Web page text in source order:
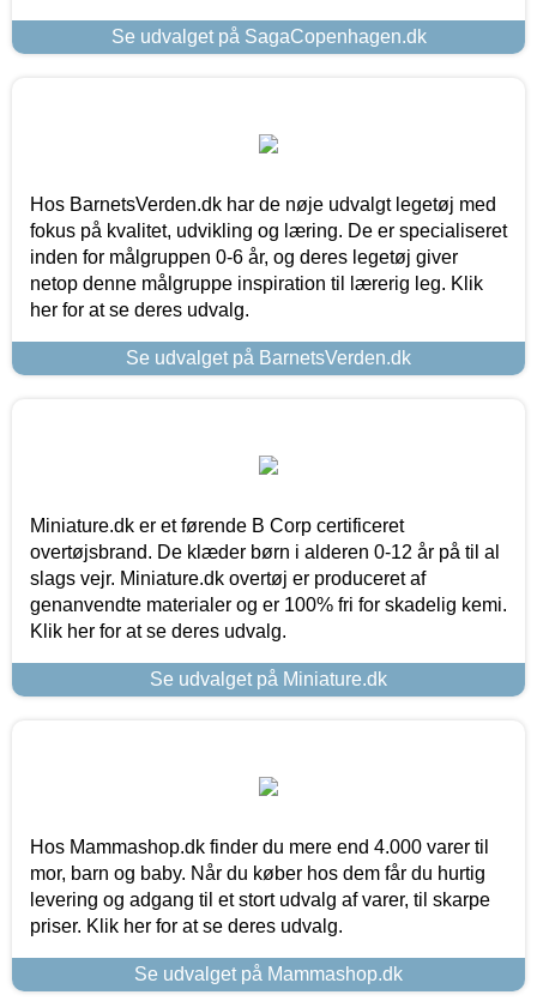
Se udvalget på SagaCopenhagen.dk
Hos BarnetsVerden.dk har de nøje udvalgt legetøj med
fokus på kvalitet, udvikling og læring. De er specialiseret
inden for målgruppen 0-6 år, og deres legetøj giver
netop denne målgruppe inspiration til lærerig leg. Klik
her for at se deres udvalg.
Se udvalget på BarnetsVerden.dk
Miniature.dk er et førende B Corp certificeret
overtøjsbrand. De klæder børn i alderen 0-12 år på til al
slags vejr. Miniature.dk overtøj er produceret af
genanvendte materialer og er 100% fri for skadelig kemi.
Klik her for at se deres udvalg.
Se udvalget på Miniature.dk
Hos Mammashop.dk finder du mere end 4.000 varer til
mor, barn og baby. Når du køber hos dem får du hurtig
levering og adgang til et stort udvalg af varer, til skarpe
priser. Klik her for at se deres udvalg.
Se udvalget på Mammashop.dk